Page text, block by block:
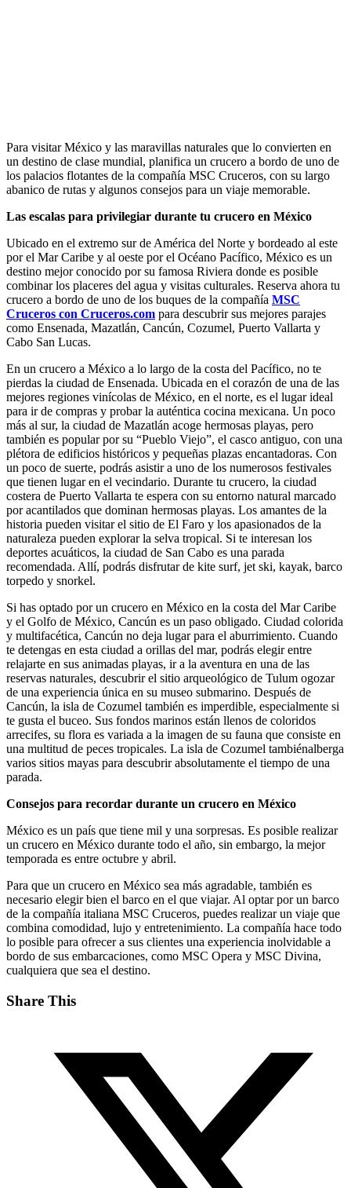
Para visitar México y las maravillas naturales que lo convierten en
un destino de clase mundial, planifica un crucero a bordo de uno de
los palacios flotantes de la compañía MSC Cruceros, con su largo
abanico de rutas y algunos consejos para un viaje memorable.
Las escalas para privilegiar durante tu crucero en México
Ubicado en el extremo sur de América del Norte y bordeado al este
por el Mar Caribe y al oeste por el Océano Pacífico, México es un
destino mejor conocido por su famosa Riviera donde es posible
combinar los placeres del agua y visitas culturales. Reserva ahora tu
crucero a bordo de uno de los buques de la compañía MSC
Cruceros con Cruceros.com para descubrir sus mejores parajes
como Ensenada, Mazatlán, Cancún, Cozumel, Puerto Vallarta y
Cabo San Lucas.
En un crucero a México a lo largo de la costa del Pacífico, no te
pierdas la ciudad de Ensenada. Ubicada en el corazón de una de las
mejores regiones vinícolas de México, en el norte, es el lugar ideal
para ir de compras y probar la auténtica cocina mexicana. Un poco
más al sur, la ciudad de Mazatlán acoge hermosas playas, pero
también es popular por su “Pueblo Viejo”, el casco antiguo, con una
plétora de edificios históricos y pequeñas plazas encantadoras. Con
un poco de suerte, podrás asistir a uno de los numerosos festivales
que tienen lugar en el vecindario. Durante tu crucero, la ciudad
costera de Puerto Vallarta te espera con su entorno natural marcado
por acantilados que dominan hermosas playas. Los amantes de la
historia pueden visitar el sitio de El Faro y los apasionados de la
naturaleza pueden explorar la selva tropical. Si te interesan los
deportes acuáticos, la ciudad de San Cabo es una parada
recomendada. Allí, podrás disfrutar de kite surf, jet ski, kayak, barco
torpedo y snorkel.
Si has optado por un crucero en México en la costa del Mar Caribe
y el Golfo de México, Cancún es un paso obligado. Ciudad colorida
y multifacética, Cancún no deja lugar para el aburrimiento. Cuando
te detengas en esta ciudad a orillas del mar, podrás elegir entre
relajarte en sus animadas playas, ir a la aventura en una de las
reservas naturales, descubrir el sitio arqueológico de Tulum ogozar
de una experiencia única en su museo submarino. Después de
Cancún, la isla de Cozumel también es imperdible, especialmente si
te gusta el buceo. Sus fondos marinos están llenos de coloridos
arrecifes, su flora es variada a la imagen de su fauna que consiste en
una multitud de peces tropicales. La isla de Cozumel tambiénalberga
varios sitios mayas para descubrir absolutamente el tiempo de una
parada.
Consejos para recordar durante un crucero en México
México es un país que tiene mil y una sorpresas. Es posible realizar
un crucero en México durante todo el año, sin embargo, la mejor
temporada es entre octubre y abril.
Para que un crucero en México sea más agradable, también es
necesario elegir bien el barco en el que viajar. Al optar por un barco
de la compañía italiana MSC Cruceros, puedes realizar un viaje que
combina comodidad, lujo y entretenimiento. La compañía hace todo
lo posible para ofrecer a sus clientes una experiencia inolvidable a
bordo de sus embarcaciones, como MSC Opera y MSC Divina,
cualquiera que sea el destino.
Share This